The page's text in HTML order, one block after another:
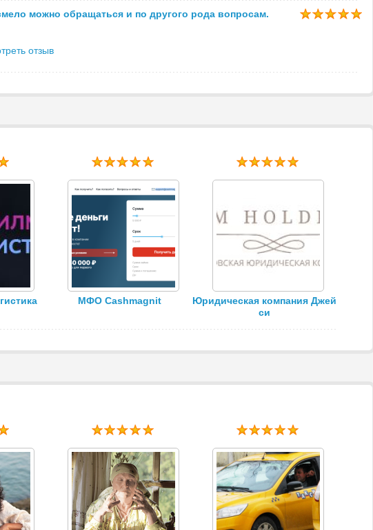
можно обращаться и по другого рода вопросам.
отзыв
МФО Cashmagnit
Юридическая компания Джей
си